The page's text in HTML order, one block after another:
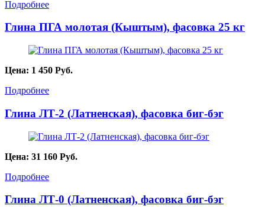
Подробнее
Глина ПГА молотая (Кыштым), фасовка 25 кг
Цена: 1 450 Руб.
Подробнее
Глина ЛТ-2 (Латненская), фасовка биг-бэг
Цена: 31 160 Руб.
Подробнее
Глина ЛТ-0 (Латненская), фасовка биг-бэг